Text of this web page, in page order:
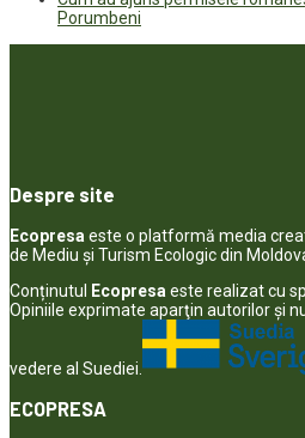
Porumbeni
Despre site
Ecopresa este o platformă media
de Mediu și Turism Ecologic din
Conținutul Ecopresa este realizat cu
Opiniile exprimate aparţin autorilor şi
vedere al Suediei.
ECOPRESA